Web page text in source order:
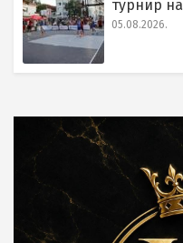
турнир
05.08.2026.